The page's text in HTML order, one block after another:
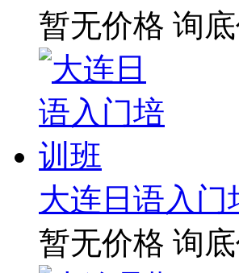
暂无价格 询
大连日语入门
暂无价格 询